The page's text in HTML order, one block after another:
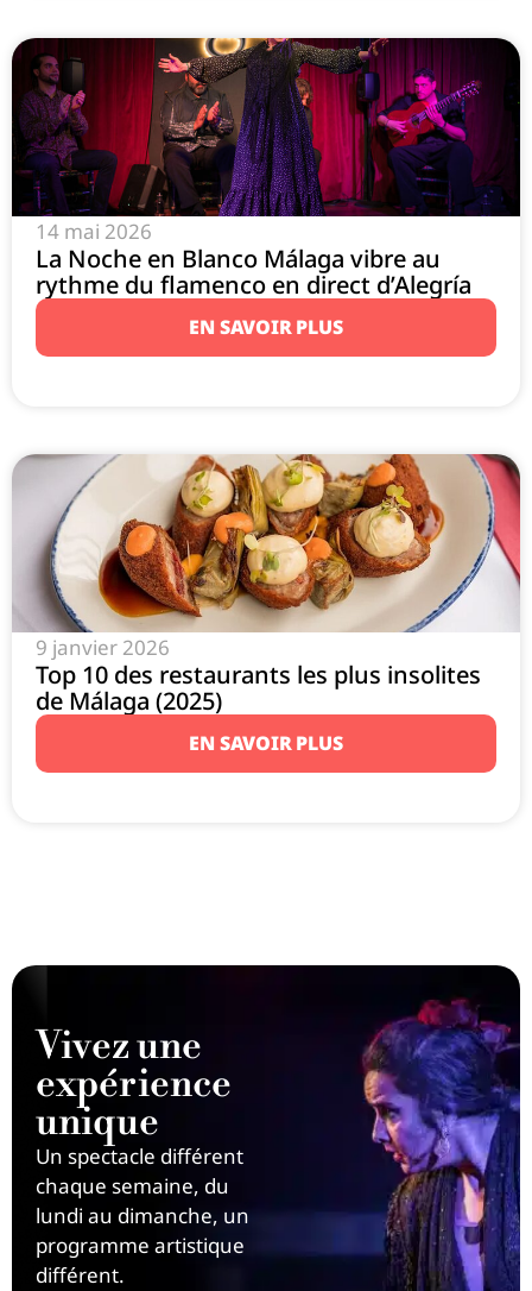
14 mai 2026
La Noche en Blanco Málaga vibre au
rythme du flamenco en direct d’Alegría
EN SAVOIR PLUS
9 janvier 2026
Top 10 des restaurants les plus insolites
de Málaga (2025)
EN SAVOIR PLUS
Vivez une
expérience
unique
Un spectacle différent
chaque semaine, du
lundi au dimanche, un
programme artistique
différent.